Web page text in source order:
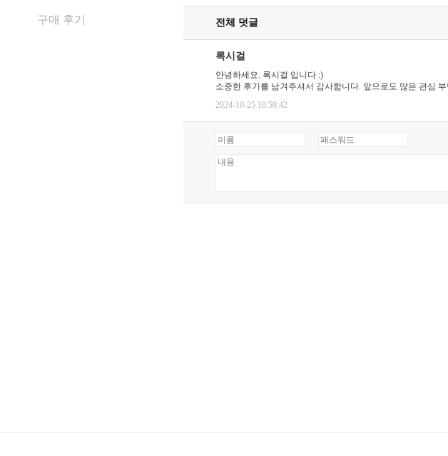
구매 후기 전체 덧글
록시걸
안녕하세요. 록시걸 입니다 :)
소중한 후기를 남겨주셔서 감사합니다. 앞으로도 많은 관심
2024-10-25 10:59:42